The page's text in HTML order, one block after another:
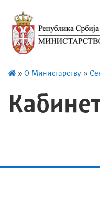
» О Министарству »